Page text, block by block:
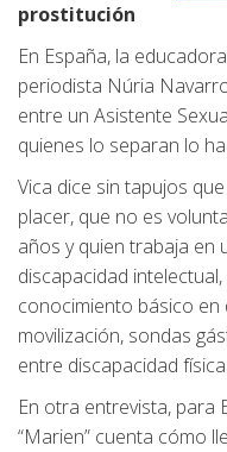
prostitución
En España, la
periodista Núria
entre un Asistente
quienes lo separan lo
Vica dice sin tapujos
placer, que no es
años y quien trabaja en
discapacidad
conocimiento básico
movilización, sondas
entre discapacidad
En otra entrevista, para
“Marien” cuenta cómo